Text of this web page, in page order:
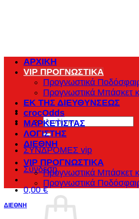
Αναζήτηση
για:
ΣΥΝΔΡΟΜΕΣ vip
Σύνδεση
0,00€
ΑΡΧΙΚΗ
VIP ΠΡΟΓΝΩΣΤΙΚΑ
Προγνωστικά
Προγνωστικά Μπάσκετ
ΕΚ ΤΗΣ ΔΙΕΥΘΥΝΣΕΩΣ
crocOdds
ΜΑΡΚΕΤΙΣΤΑΣ
ΛΟΓΙΣΤΗΣ
ΔΙΕΘΝΗ
VIP ΠΡΟΓΝΩΣΤΙΚΑ
Προγνωστικά Μπάσκετ
Προγνωστικά
ΔΙΕΘΝΗ